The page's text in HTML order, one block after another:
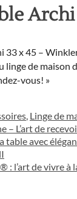
Archi
33 x 45 –
linge de maison
vous! »
, Linge de
– L’art de
table avec
: l’art de vivre à